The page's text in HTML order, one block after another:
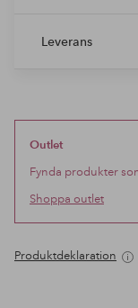
Leverans
Outlet
Fynda produkter
Shoppa outlet
Produktdeklaration